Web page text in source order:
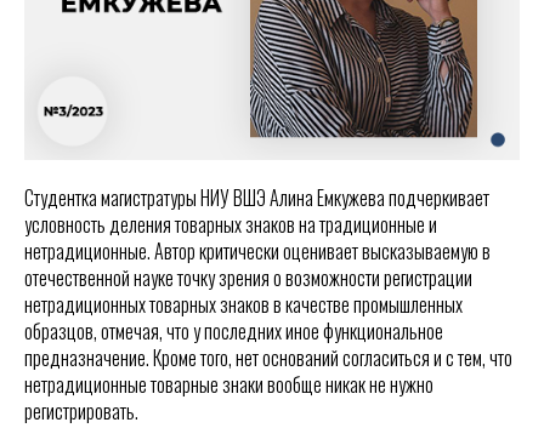
Студентка магистратуры НИУ ВШЭ Алина Емкужева подчеркивает
условность деления товарных знаков на традиционные и
нетрадиционные. Автор критически оценивает высказываемую в
отечественной науке точку зрения о возможности регистрации
нетрадиционных товарных знаков в качестве промышленных
образцов, отмечая, что у последних иное функциональное
предназначение. Кроме того, нет оснований согласиться и с тем, что
нетрадиционные товарные знаки вообще никак не нужно
регистрировать.